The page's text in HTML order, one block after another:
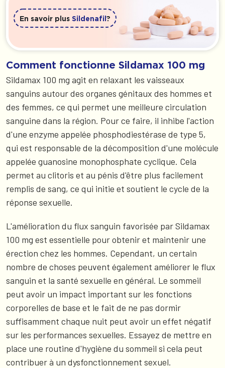
En savoir plus Sildenafil ?
Comment fonctionne Sildamax 100 mg
Sildamax 100 mg agit en relaxant les vaisseaux
sanguins autour des organes génitaux des hommes et
des femmes, ce qui permet une meilleure circulation
sanguine dans la région. Pour ce faire, il inhibe l'action
d'une enzyme appelée phosphodiestérase de type 5,
qui est responsable de la décomposition d'une molécule
appelée guanosine monophosphate cyclique. Cela
permet au clitoris et au pénis d'être plus facilement
remplis de sang, ce qui initie et soutient le cycle de la
réponse sexuelle.
L'amélioration du flux sanguin favorisée par Sildamax
100 mg est essentielle pour obtenir et maintenir une
érection chez les hommes. Cependant, un certain
nombre de choses peuvent également améliorer le flux
sanguin et la santé sexuelle en général. Le sommeil
peut avoir un impact important sur les fonctions
corporelles de base et le fait de ne pas dormir
suffisamment chaque nuit peut avoir un effet négatif
sur les performances sexuelles. Essayez de mettre en
place une routine d'hygiène du sommeil si cela peut
contribuer à un dysfonctionnement sexuel.